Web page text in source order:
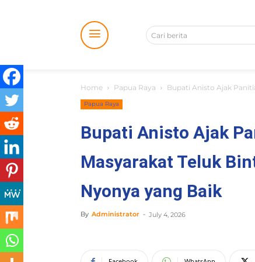
Cari berita
Home Papua Raya Bupati Anisto Ajak
Papua Raya
Bupati Anisto Ajak
Masyarakat Teluk
Nyonya yang Baik
By Administrator - July 4, 2026